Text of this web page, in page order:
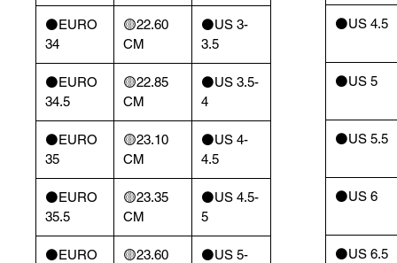
⚫️EURO
34
🟡22.60
CM
⚫️US 3-
3.5
⚫️EURO
34.5
🟡22.85
CM
⚫️US 3.5-
4
⚫️EURO
35
🟡23.10
CM
⚫️US 4-
4.5
⚫️EURO
35.5
🟡23.35
CM
⚫️US 4.5-
5
⚫️EURO
🟡23.60
⚫️US 5-
⚫️US 4.5
⚫️US 5
⚫️US 5.5
⚫️US 6
⚫️US 6.5